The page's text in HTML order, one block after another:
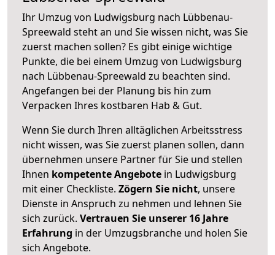
Ihr Umzug von Ludwigsburg nach Lübbenau-
Spreewald steht an und Sie wissen nicht, was Sie
zuerst machen sollen? Es gibt einige wichtige
Punkte, die bei einem Umzug von Ludwigsburg
nach Lübbenau-Spreewald zu beachten sind.
Angefangen bei der Planung bis hin zum
Verpacken Ihres kostbaren Hab & Gut.
Wenn Sie durch Ihren alltäglichen Arbeitsstress
nicht wissen, was Sie zuerst planen sollen, dann
übernehmen unsere Partner für Sie und stellen
Ihnen kompetente Angebote in Ludwigsburg
mit einer Checkliste. Zögern Sie nicht, unsere
Dienste in Anspruch zu nehmen und lehnen Sie
sich zurück. Vertrauen Sie unserer 16 Jahre
Erfahrung in der Umzugsbranche und holen Sie
sich Angebote.